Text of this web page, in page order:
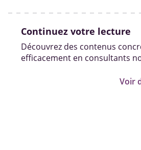
Continuez votre lecture
Découvrez des contenus
efficacement en consultants
Voir